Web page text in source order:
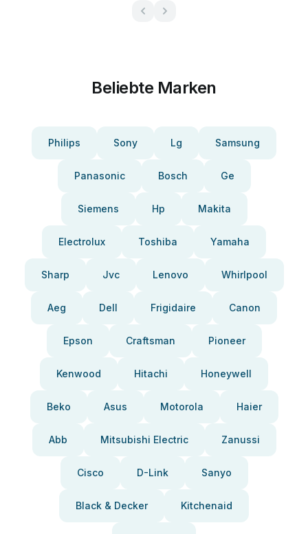
Beliebte Marken
Philips Sony Lg Samsung
Panasonic Bosch Ge
Siemens Hp Makita
Electrolux Toshiba Yamaha
Sharp Jvc Lenovo Whirlpool
Aeg Dell Frigidaire Canon
Epson Craftsman Pioneer
Kenwood Hitachi Honeywell
Beko Asus Motorola Haier
Abb Mitsubishi Electric Zanussi
Cisco D-Link Sanyo
Black & Decker Kitchenaid